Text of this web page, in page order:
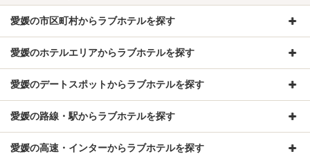
愛媛の市区町村からラブホテルを探す
愛媛のホテルエリアからラブホテルを探す
愛媛のデートスポットからラブホテルを探す
愛媛の路線・駅からラブホテルを探す
愛媛の高速・インターからラブホテルを探す